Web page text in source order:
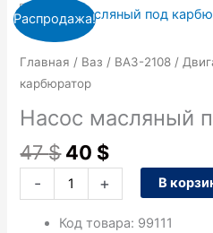
Распродажа!
Главная / Ваз / ВАЗ-2108 /
карбюратор
Насос масляный
47$
цена
составляла
47 $.
40 $
Текущая
40 $.
-
Количество
товара
Насос
масляный
карбюратор
+ В
Код товара: 99111